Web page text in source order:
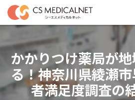
かかりつけ薬局が
る！神奈川県綾瀬
者満足度調査の